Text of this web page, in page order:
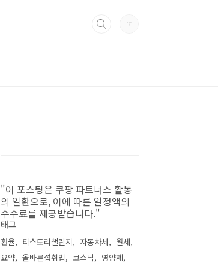
"이 포스팅은 쿠팡 파트너스 활동
의 일환으로, 이에 따른 일정액의
수수료를 제공받습니다."
태그
환율 티스토리챌린지 자동차세
월세
요약
올바른섭취법 코스닥
영양제